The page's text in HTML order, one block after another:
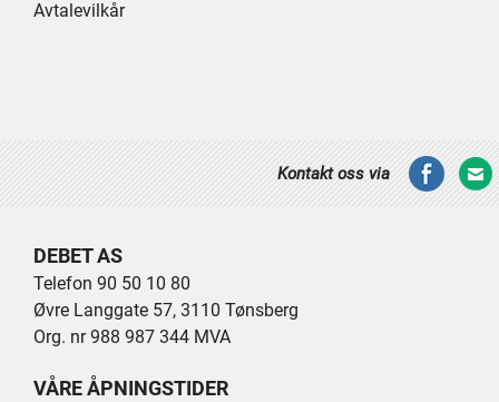
Avtalevilkår
Kontakt oss via
DEBET AS
Telefon 90 50 10 80
Øvre Langgate 57, 3110 Tønsberg
Org. nr 988 987 344 MVA
VÅRE ÅPNINGSTIDER